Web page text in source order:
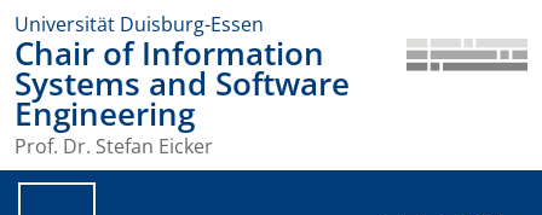
Universität Duisburg-Essen
Chair of Information
Systems and Software
Engineering
Prof. Dr. Stefan Eicker